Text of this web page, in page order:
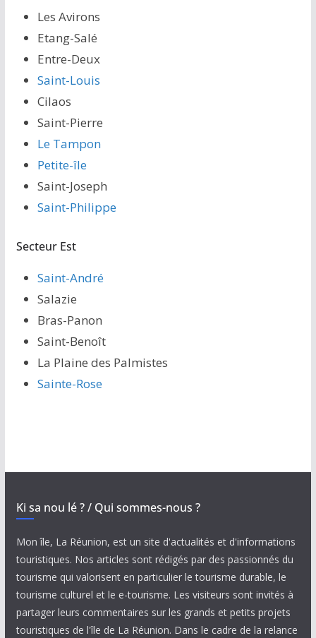
Les Avirons
Etang-Salé
Entre-Deux
Saint-Louis
Cilaos
Saint-Pierre
Le Tampon
Petite-île
Saint-Joseph
Saint-Philippe
Secteur Est
Saint-André
Salazie
Bras-Panon
Saint-Benoît
La Plaine des Palmistes
Sainte-Rose
Ki sa nou lé ? / Qui sommes-nous ?
Mon île, La Réunion, est un site d'actualités et d'informations
touristiques. Nos articles sont rédigés par des passionnés du
tourisme qui valorisent en particulier le tourisme durable, le
tourisme culturel et le e-tourisme. Les visiteurs sont invités à
partager leurs commentaires sur les grands et petits projets
touristiques de l'île de La Réunion. Dans le cadre de la relance